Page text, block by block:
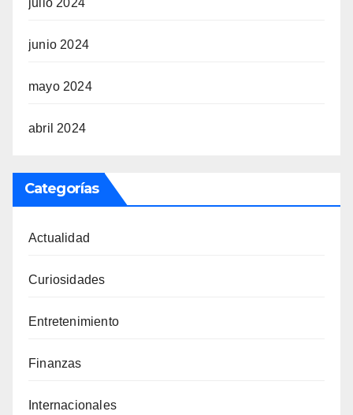
junio 2024
mayo 2024
abril 2024
Categorías
Actualidad
Curiosidades
Entretenimiento
Finanzas
Internacionales